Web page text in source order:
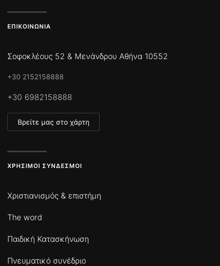
ΕΠΙΚΟΙΝΩΝΊΑ
Σοφοκλέους 52 & Μενάνδρου Αθήνα 10552
+30 2152158888
+30 6982158888
Βρείτε μας στο χάρτη
ΧΡΉΣΙΜΟΙ ΣΎΝΔΕΣΜΟΙ
Χριστιανισμός & επιστήμη
The word
Παιδική Κατασκήνωση
Πνευματικό συνέδριο